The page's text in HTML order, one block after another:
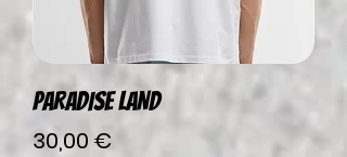
PARADISE LAND
Preis
30,00 €